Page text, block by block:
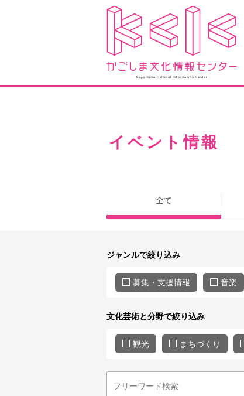
イベント情報
全て
ジャンルで絞り込み
募集・支援情報 音楽
文化芸術と分野で絞り込み
観光 まちづくり